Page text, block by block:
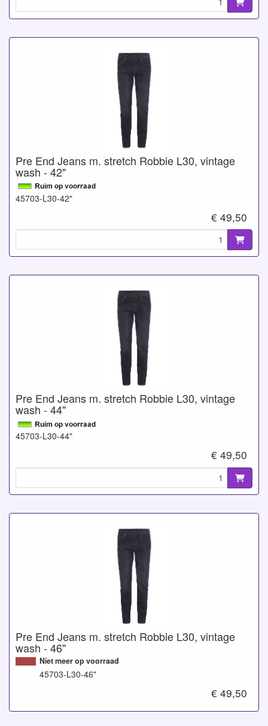
Pre End Jeans m. stretch Robbie L30, vintage
wash - 42"
45703-L30-42"
€ 49,50
Pre End Jeans m. stretch Robbie L30, vintage
wash - 44"
45703-L30-44"
€ 49,50
Pre End Jeans m. stretch Robbie L30, vintage
wash - 46"
Niet meer op voorraad
45703-L30-46"
€ 49,50